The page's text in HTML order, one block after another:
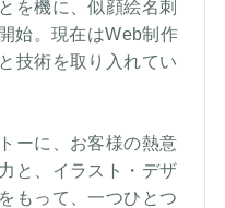
を機に、似顔絵名刺
始。現在はWeb制作
技術を取り入れてい
ーに、お客様の熱意
と、イラスト・デザ
もって、一つひとつ